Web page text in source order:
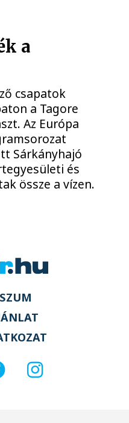
a
csapatok
a Tagore
Az Európa
Sárkányhajó
és
össze a vízen.